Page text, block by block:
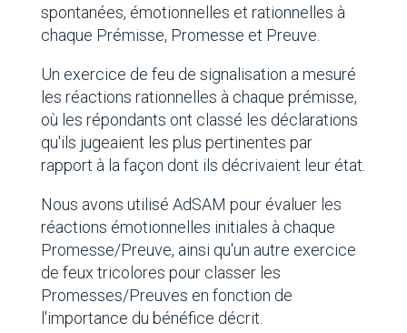
spontanées, émotionnelles et rationnelles à
chaque Prémisse, Promesse et Preuve.
Un exercice de feu de signalisation a mesuré
les réactions rationnelles à chaque prémisse,
où les répondants ont classé les déclarations
qu'ils jugeaient les plus pertinentes par
rapport à la façon dont ils décrivaient leur état.
Nous avons utilisé AdSAM pour évaluer les
réactions émotionnelles initiales à chaque
Promesse/Preuve, ainsi qu'un autre exercice
de feux tricolores pour classer les
Promesses/Preuves en fonction de
l'importance du bénéfice décrit.